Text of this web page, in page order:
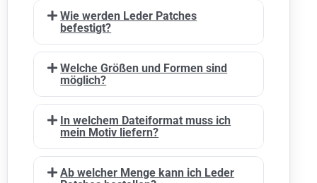
Wie werden Leder Patches
befestigt?
Welche Größen und Formen sind
möglich?
In welchem Dateiformat muss ich
mein Motiv liefern?
Ab welcher Menge kann ich Leder